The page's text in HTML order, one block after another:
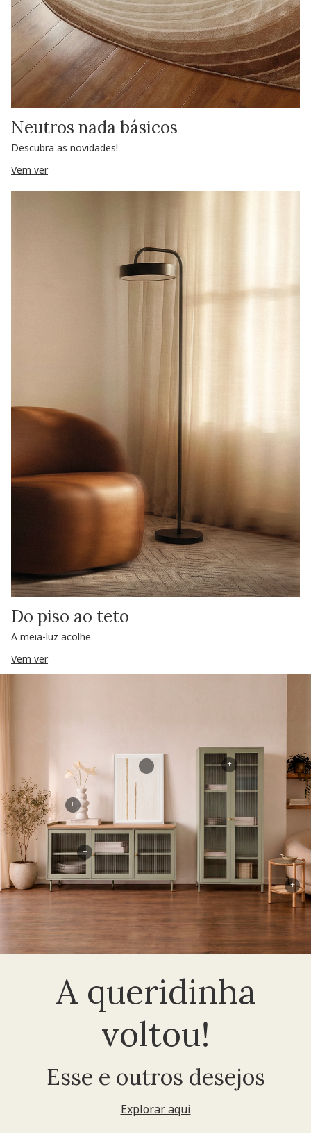
Neutros nada básicos
Descubra as novidades!
Vem ver
Do piso ao teto
A meia-luz acolhe
Vem ver
A queridinha
voltou!
Esse e outros desejos
Explorar aqui
+
+
+
+
+